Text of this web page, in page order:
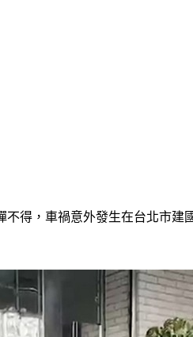
得，車禍意外發生在台北市